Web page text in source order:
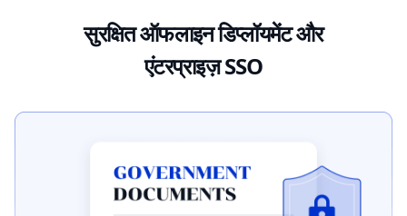
सुरक्षित ऑफलाइन डिप्लॉयमेंट और
एंटरप्राइज़ SSO